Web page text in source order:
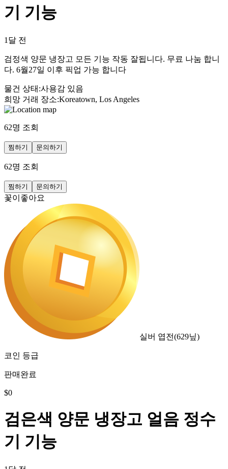
기 기능
1달 전
검정색 양문 냉장고 모든 기능 작동 잘됩니다. 무료 나눔 합니
다. 6월27일 이후 픽업 가능 합니다
물건 상태 :사용감 있음
희망 거래 장소:Koreatown, Los Angeles
62명 조회
찜하기 문의하기
62명 조회
찜하기 문의하기
꽃이좋아요
실버 엽전(629닢)
코인 등급
판매완료
$0
검은색 양문 냉장고 얼음 정수
기 기능